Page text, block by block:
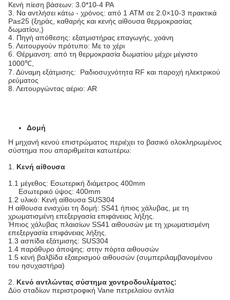
Κενή πίεση βάσεων: 3.0*10-4 PA
3. Να αντλήσει κάτω - χρόνος: από 1 ATM σε 2.0×10-3 πρακτικά
Pa≤25 (ξηράς, καθαρής και κενής αίθουσα θερμοκρασίας
δωματίου,)
4. Πηγή απόθεσης: εξατμιστήρας επαγωγής, χοάνη
5. Λειτουργούν πρότυπο: Με το χέρι
6. Θέρμανση: από τη θερμοκρασία δωματίου μέχρι μέγιστο
1000℃,
7. Δύναμη εξάτμισης: Ραδιοσυχνότητα RF και παροχή ηλεκτρικού
ρεύματος
8. Λειτουργώντας αέριο: AR
Δομή
Η μηχανή κενού επιστρώματος περιέχει το βασικό ολοκληρωμένος
σύστημα που απαριθμείται κατωτέρω:
1. Κενή αίθουσα
1.1 μέγεθος: Εσωτερική διάμετρος 400mm
Εσωτερικό ύψος: 400mm
1.2 υλικό: Κενή αίθουσα SUS304
Η αίθουσα ενισχύει τη δομή: SS41 ήπιος χάλυβας, με τη
χρωματισμένη επεξεργασία επιφάνειας λήξης.
Ήπιος χάλυβας πλαισίων SS41 αιθουσών με τη χρωματισμένη
επεξεργασία επιφάνειας λήξης.
1.3 ασπίδα εξάτμισης: SUS304
1.4 παράθυρο άποψης: στην πόρτα αιθουσών
1.5 κενή βαλβίδα εξαερισμού αιθουσών (συμπεριλαμβανομένου
του ησυχαστήρα)
2. Κενό αντλώντας σύστημα χοντροδουλέματος:
Δύο σταδίων περιστροφική Vane πετρελαίου αντλία